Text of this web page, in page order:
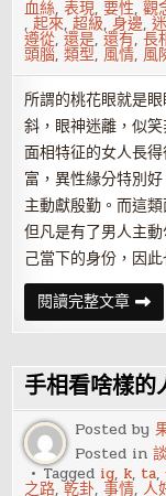
血絲,表現,要性,觀
,起來,超級,身邊,
遵從,還是,還有,長
頭腦,類型, 風情, 風
所謂的桃花眼就是
斜，眼神迷離，似
面相特征的女人長
富，異性緣分特別
主動獻殷勤。而這
但凡是有了男人主
己當下的身份，因
閱讀完整文章婚
后
出
率
極
高
的
女
子
面
相，
桃
手相看啥樣的
Posted by
Posted in
Tagged ig, k, ta,
之路,乾卦,事情,人